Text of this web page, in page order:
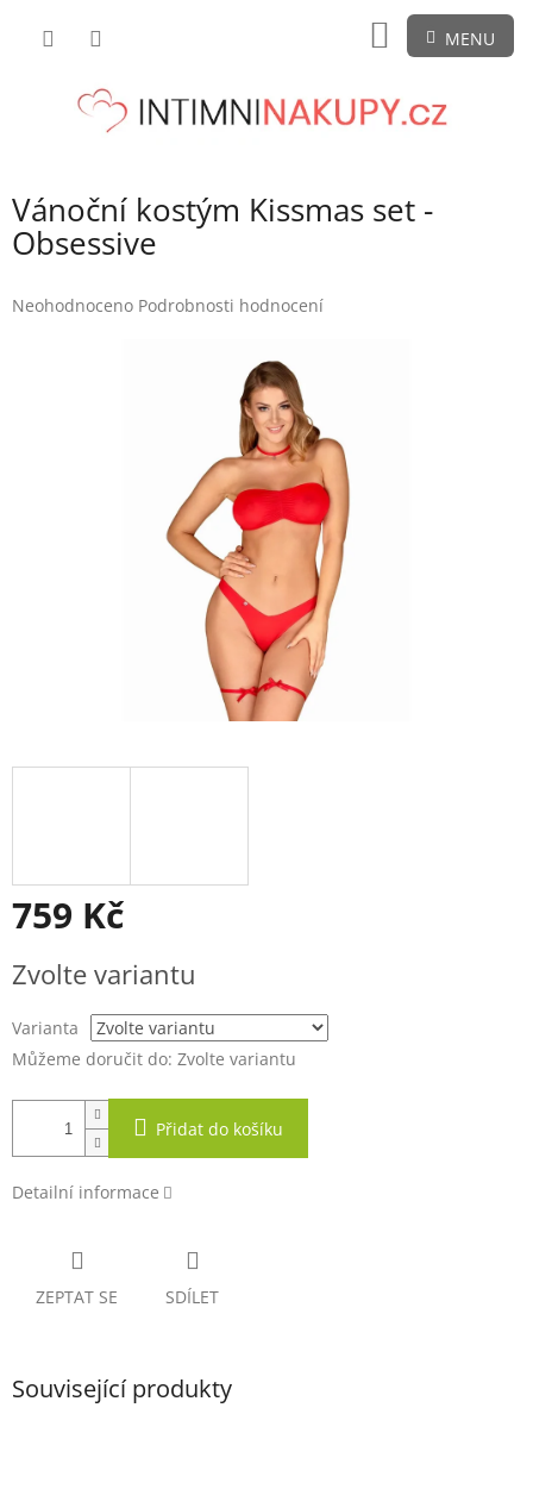
NÁKUPNÍ
KOŠÍK
Vánoční kostým Kissmas set -
Obsessive
Průměrné
Neohodnoceno Podrobnosti hodnocení
759 Kč
cena:
Zvolte variantu
Varianta
Můžeme doručit do: Zvolte variantu
Přidat do košíku
Detailní informace
ZEPTAT SE SDÍLET
Související produkty